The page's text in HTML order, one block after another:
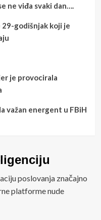
ne viđa svaki dan….
godišnjak koji je
je provocirala
važan energent u FBiH
poslovanja značajno
platforme nude